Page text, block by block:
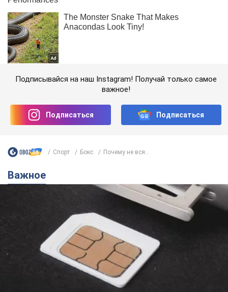
Подписывайся на наш Instagram! Получай только самое
важное!
Подписаться Подписаться
Спорт Бокс Почему не вся...
Важное